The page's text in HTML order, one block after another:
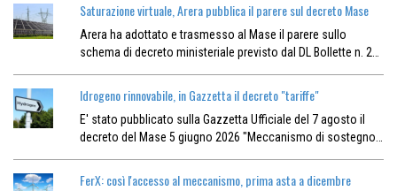
Saturazione virtuale, Arera pubblica il parere sul decreto Mase
Arera ha adottato e trasmesso al Mase il parere sullo
schema di decreto ministeriale previsto dal DL Bollette n. 2…
Idrogeno rinnovabile, in Gazzetta il decreto "tariffe"
E' stato pubblicato sulla Gazzetta Ufficiale del 7 agosto il
decreto del Mase 5 giugno 2026 "Meccanismo di sostegno…
FerX: così l'accesso al meccanismo, prima asta a dicembre